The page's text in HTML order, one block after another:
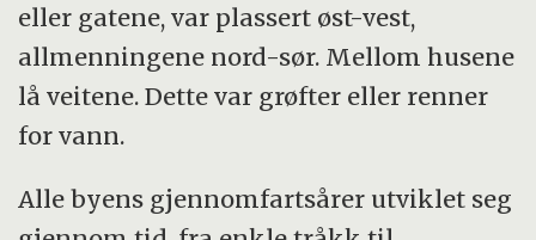
eller gatene, var plassert øst-vest,
allmenningene nord-sør. Mellom husene
lå veitene. Dette var grøfter eller renner
for vann.
Alle byens gjennomfartsårer utviklet seg